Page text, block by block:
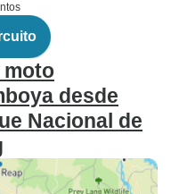
desde
Nacional de